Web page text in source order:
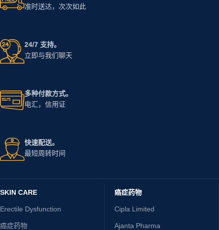
准时送达，次次如此
24/7 支持。
立即与我们聊天
多种付款方式。
电汇，信用证
快速配送。
最短周转时间
SKIN CARE
Erectile Dysfunction
癌症药物
癌症药物
Cipla Limited
Ajanta Pharma